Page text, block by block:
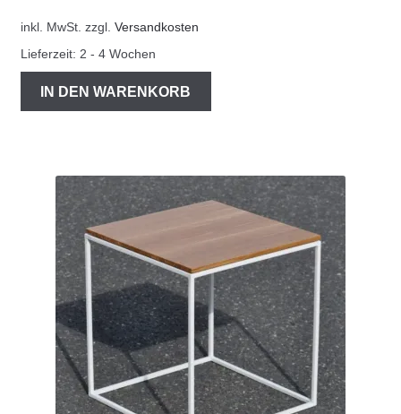
inkl. MwSt. zzgl. Versandkosten
Lieferzeit: 2 - 4 Wochen
IN DEN WARENKORB